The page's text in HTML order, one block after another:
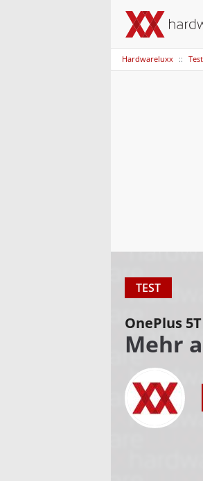
Hardwareluxx
TEST
OnePlus
Mehr